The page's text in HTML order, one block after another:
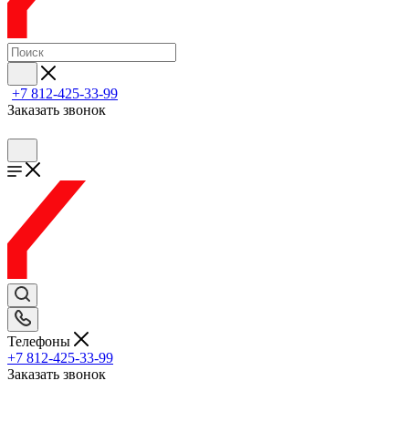
+7 812-425-33-99
Заказать звонок
Телефоны
+7 812-425-33-99
Заказать звонок